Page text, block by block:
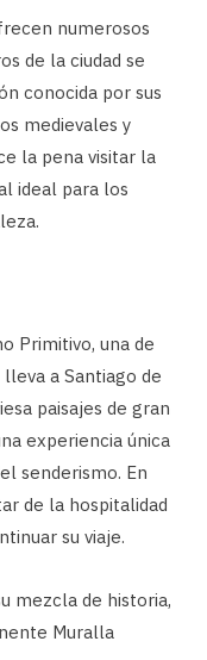
numerosos
de la ciudad se
conocida por sus
medievales y
la pena visitar la
ideal para los
Primitivo, una de
a Santiago de
paisajes de gran
experiencia única
senderismo. En
de la hospitalidad
su viaje.
mezcla de historia,
Muralla